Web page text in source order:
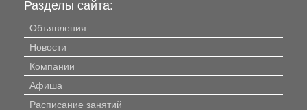
Разделы сайта:
Объявления
Новости
Компании
Афиша
Расписание занятий